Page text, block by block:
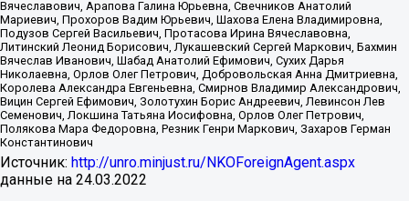
Вячеславович, Арапова Галина Юрьевна, Свечников Анатолий
Мариевич, Прохоров Вадим Юрьевич, Шахова Елена Владимировна,
Подузов Сергей Васильевич, Протасова Ирина Вячеславовна,
Литинский Леонид Борисович, Лукашевский Сергей Маркович, Бахмин
Вячеслав Иванович, Шабад Анатолий Ефимович, Сухих Дарья
Николаевна, Орлов Олег Петрович, Добровольская Анна Дмитриевна,
Королева Александра Евгеньевна, Смирнов Владимир Александрович,
Вицин Сергей Ефимович, Золотухин Борис Андреевич, Левинсон Лев
Семенович, Локшина Татьяна Иосифовна, Орлов Олег Петрович,
Полякова Мара Федоровна, Резник Генри Маркович, Захаров Герман
Константинович
Источник: http://unro.minjust.ru/NKOForeignAgent.aspx
данные на 24.03.2022